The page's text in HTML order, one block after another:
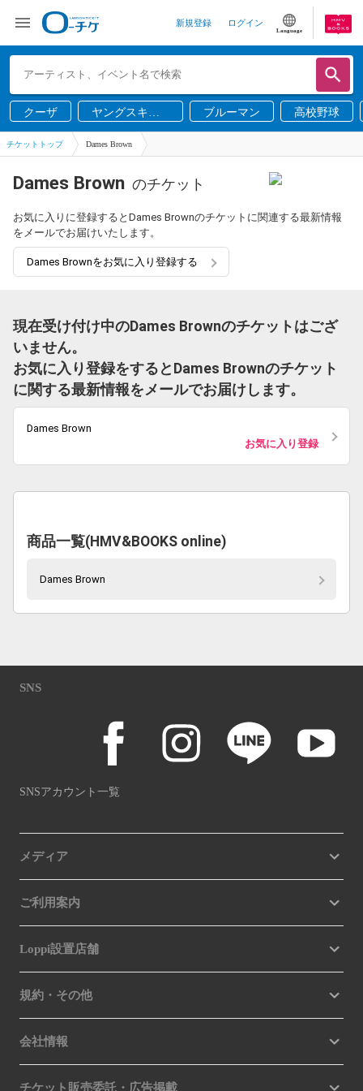
新規登録 ログイン
Language
クーザ
ヤングスキニ
ー
ブルーマン 高校野球
チケットトップ Dames Brown
Dames Brown のチケット
お気に入りに登録するとDames Brownのチケットに関連する最新情報
をメールでお届けいたします。
Dames Brownをお気に入り登録する
現在受け付け中のDames Brownのチケットはござ
いません。
お気に入り登録をするとDames Brownのチケット
に関する最新情報をメールでお届けします。
Dames Brown
お気に入り登録
商品一覧(HMV&BOOKS online)
Dames Brown
SNS
SNSアカウント一覧
メディア
ご利用案内
Loppi設置店舗
規約・その他
会社情報
チケット販売委託・広告掲載